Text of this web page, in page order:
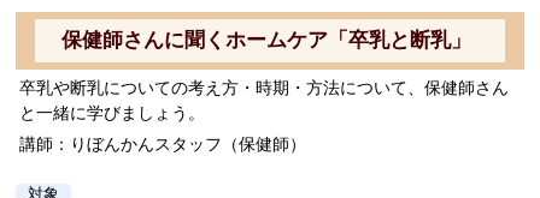
保健師さんに聞くホームケア「卒乳と断乳」
卒乳や断乳についての考え方・時期・方法について、保健師さん
と一緒に学びましょう。
講師：りぼんかんスタッフ（保健師）